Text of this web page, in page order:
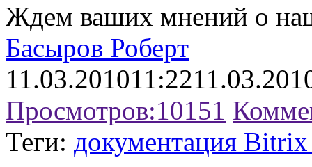
Ждем ваших мнений о
Басыров Роберт
11.03.201011:22
Просмотров:10151
Теги: документация